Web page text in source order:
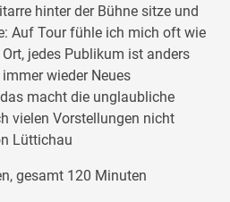
hinter der Bühne sitze und
Auf Tour fühle ich mich oft wie
jedes Publikum ist anders
wieder Neues
macht die unglaubliche
vielen Vorstellungen nicht
Lüttichau
gesamt 120 Minuten